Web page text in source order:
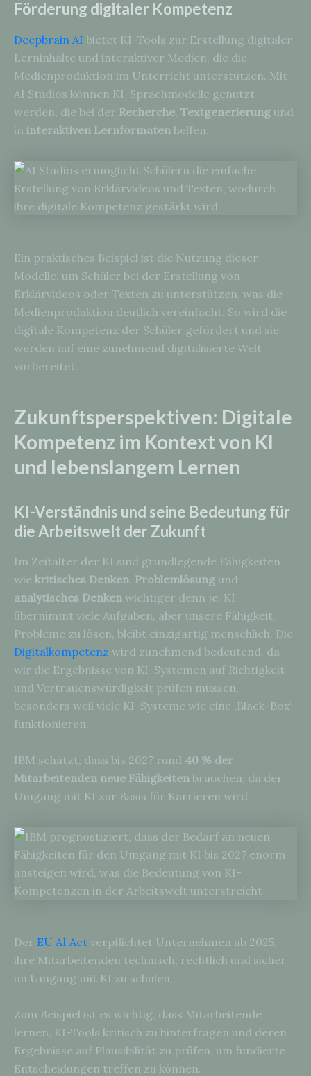
Förderung digitaler Kompetenz
Deepbrain AI bietet KI-Tools zur Erstellung digitaler
Lerninhalte und interaktiver Medien, die die
Medienproduktion im Unterricht unterstützen. Mit
AI Studios können KI-Sprachmodelle genutzt
werden, die bei der Recherche Textgenerierung und
in interaktiven Lernformaten helfen.
Ein praktisches Beispiel ist die Nutzung dieser
Modelle, um Schüler bei der Erstellung von
Erklärvideos oder Texten zu unterstützen, was die
Medienproduktion deutlich vereinfacht. So wird die
digitale Kompetenz der Schüler gefördert und sie
werden auf eine zunehmend digitalisierte Welt
vorbereitet.
Zukunftsperspektiven: Digitale
Kompetenz im Kontext von KI
und lebenslangem Lernen
KI-Verständnis und seine Bedeutung für
die Arbeitswelt der Zukunft
Im Zeitalter der KI sind grundlegende Fähigkeiten
wie kritisches Denken, Problemlösung und
analytisches Denken wichtiger denn je. KI
übernimmt viele Aufgaben, aber unsere Fähigkeit,
Probleme zu lösen, bleibt einzigartig menschlich. Die
Digitalkompetenz wird zunehmend bedeutend, da
wir die Ergebnisse von KI-Systemen auf Richtigkeit
und Vertrauenswürdigkeit prüfen müssen,
besonders weil viele KI-Systeme wie eine ‚Black-Box‘
funktionieren.
IBM schätzt, dass bis 2027 rund 40 % der
Mitarbeitenden neue Fähigkeiten brauchen, da der
Umgang mit KI zur Basis für Karrieren wird.
Der EU AI Act verpflichtet Unternehmen ab 2025,
ihre Mitarbeitenden technisch, rechtlich und sicher
im Umgang mit KI zu schulen.
Zum Beispiel ist es wichtig, dass Mitarbeitende
lernen, KI-Tools kritisch zu hinterfragen und deren
Ergebnisse auf Plausibilität zu prüfen, um fundierte
Entscheidungen treffen zu können.